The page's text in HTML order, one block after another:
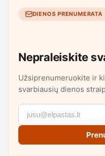
DIENOS PRENUMERATA
Nepraleiskite
Užsiprenumeruokite ir
svarbiausių dienos